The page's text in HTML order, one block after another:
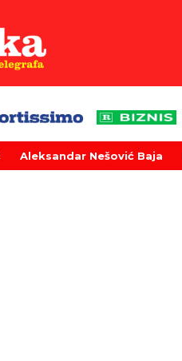
Aleksandar Nešović Baja